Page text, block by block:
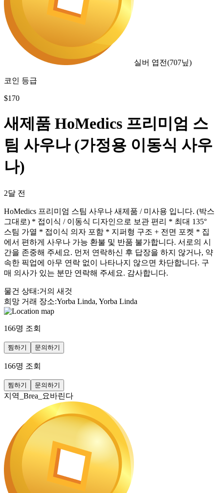
실버 엽전(707닢)
코인 등급
$170
새제품 HoMedics 프리미엄 스
팀 사우나 (가정용 이동식 사우
나)
2달 전
HoMedics 프리미엄 스팀 사우나 새제품 / 미사용 입니다. (박스
그대로) * 접이식 / 이동식 디자인으로 보관 편리 * 최대 135°
스팀 가열 * 접이식 의자 포함 * 지퍼형 구조 + 전면 포켓 * 집
에서 편하게 사우나 가능 환불 및 반품 불가합니다. 서로의 시
간을 존중해 주세요. 먼저 연락하신 후 답장을 하지 않거나, 약
속한 픽업에 아무 연락 없이 나타나지 않으면 차단합니다. 구
매 의사가 있는 분만 연락해 주세요. 감사합니다.
물건 상태 :거의 새것
희망 거래 장소:Yorba Linda, Yorba Linda
166명 조회
찜하기 문의하기
166명 조회
찜하기 문의하기
지역_Brea_요바린다